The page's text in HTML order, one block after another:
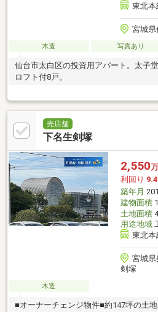
東北本
宮城県
木造 写真あり
仙台市太白区の投資用アパート。太子
ロフト付8戸。
売店舗
下名生剣塚
2,550
利回り
築年月
建物面積
土地面積
用途地域
東北本
宮城県
剣塚
木造
■オーナーチェンジ物件■約147坪の土地